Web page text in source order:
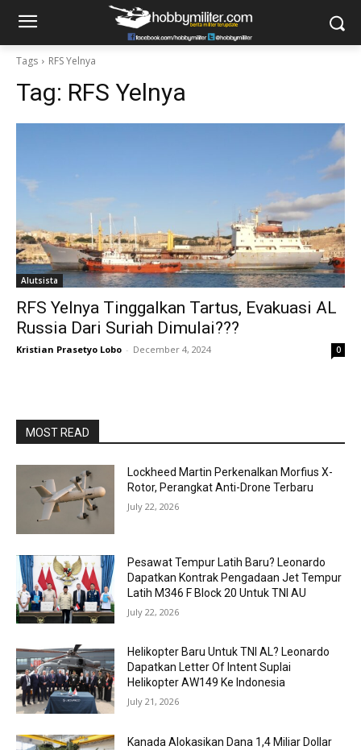
Tags RFS Yelnya
Tag: RFS Yelnya
Alutsista
RFS Yelnya Tinggalkan Tartus, Evakuasi AL
Russia Dari Suriah Dimulai???
Kristian Prasetyo Lobo - December 4, 2024 0
MOST READ
Lockheed Martin Perkenalkan Morfius X-
Rotor, Perangkat Anti-Drone Terbaru
July 22, 2026
Pesawat Tempur Latih Baru? Leonardo
Dapatkan Kontrak Pengadaan Jet Tempur
Latih M346 F Block 20 Untuk TNI AU
July 22, 2026
Helikopter Baru Untuk TNI AL? Leonardo
Dapatkan Letter Of Intent Suplai
Helikopter AW149 Ke Indonesia
July 21, 2026
Kanada Alokasikan Dana 1,4 Miliar Dollar